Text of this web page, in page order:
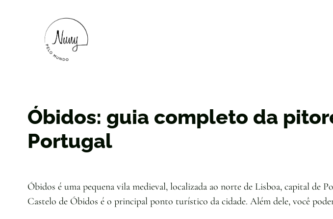
Óbidos: guia completo da
Portugal
Óbidos é uma pequena vila medieval, localizada ao norte de Lisboa, capital de
Castelo de Óbidos é o principal ponto turístico da cidade. Além dele, você